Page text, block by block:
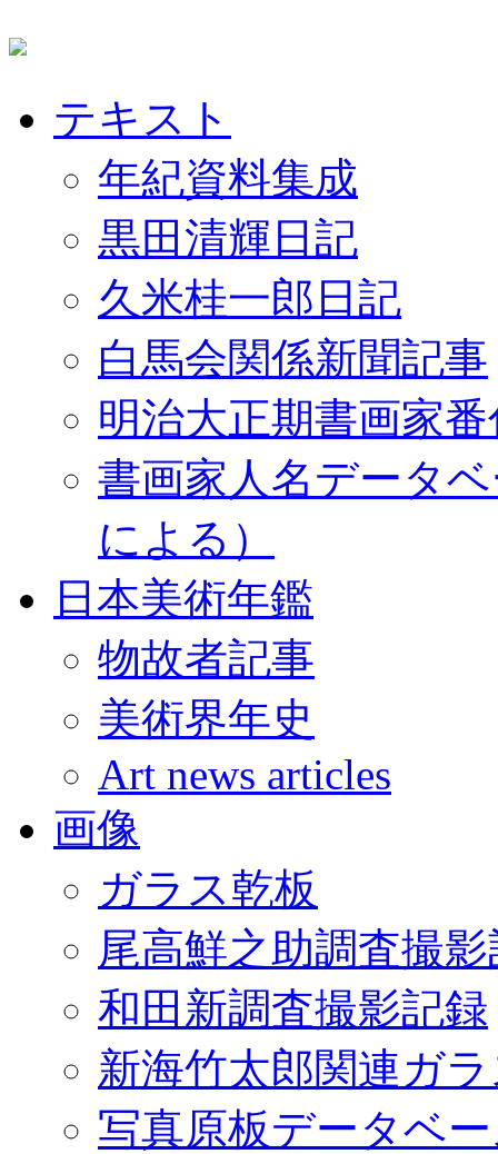
テキスト
年紀資料集成
黒田清輝日記
久米桂一郎日記
白馬会関係新聞記事
明治大正期書画家
書画家人名データ
による）
日本美術年鑑
物故者記事
美術界年史
Art news articles
画像
ガラス乾板
尾高鮮之助調査撮
和田新調査撮影記録
新海竹太郎関連ガ
写真原板データベ